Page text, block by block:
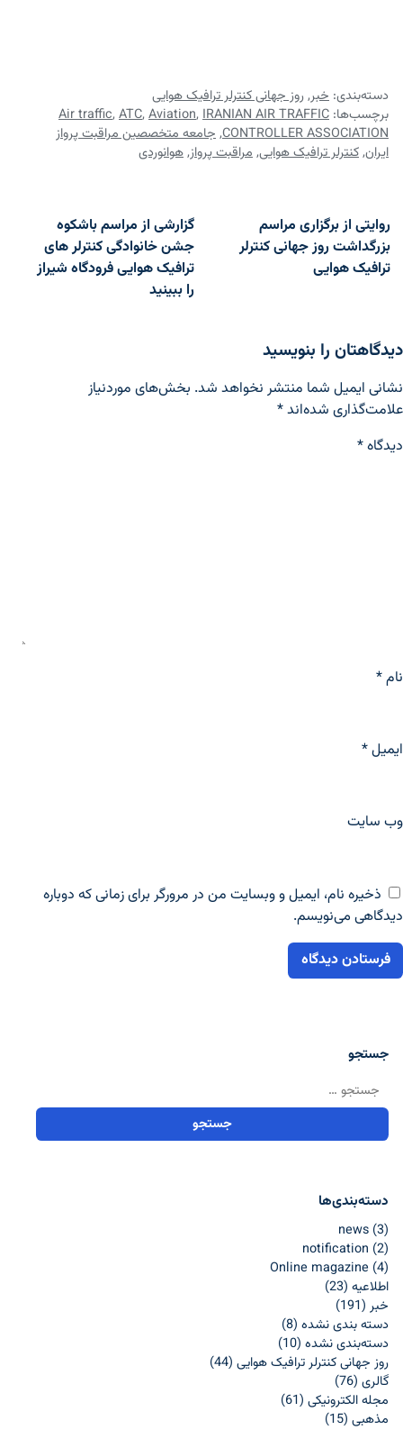
دسته‌بندی: خبر,روز جهانی کنترلر ترافیک هوایی
برچسب‌ها:
Air traffic,ATC,Aviation,IRANIAN AIR TRAFFIC
CONTROLLER ASSOCIATION
,جامعه متخصصین مراقبت پرواز
ایران,کنترلر ترافیک هوایی,مراقبت پرواز,هوانوردی
راهبری نوشته
روایتی از برگزاری مراسم
بزرگداشت روز جهانی کنترلر
ترافیک هوایی
گزارشی از مراسم باشکوه
جشن خانوادگی کنترلر های
ترافیک هوایی فرودگاه شیراز
را ببینید
دیدگاهتان را بنویسید
نشانی ایمیل شما منتشر نخواهد شد. بخش‌های موردنیاز
علامت‌گذاری شده‌اند*
دیدگاه*
نام*
ایمیل*
وب‌ سایت
ذخیره نام، ایمیل و وبسایت من در مرورگر برای زمانی که دوباره
دیدگاهی می‌نویسم.
جستجو
جستجو برای:
دسته‌بندی‌ها
news (3)
notification (2)
Online magazine (4)
اطلاعيه (23)
خبر (191)
دسته بندی نشده (8)
دسته‌بندی نشده (10)
روز جهانی کنترلر ترافیک هوایی (44)
گالری (76)
مجله الکترونیکی (61)
مذهبی (15)